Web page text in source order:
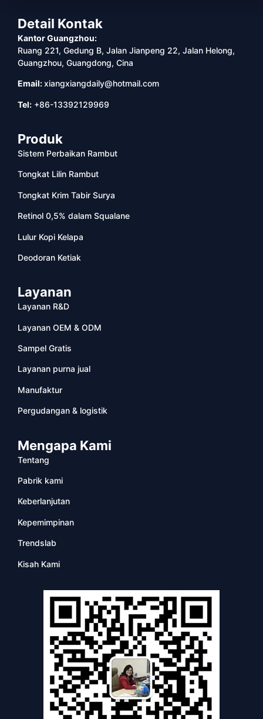
Detail Kontak
Kantor Guangzhou:
Ruang 221, Gedung B, Jalan Jianpeng 22, Jalan Helong,
Guangzhou, Guangdong, Cina
Email:xiangxiangdaily@hotmail.com
Tel: +86-13392129969
Produk
Sistem Perbaikan Rambut
Tongkat Lilin Rambut
Tongkat Krim Tabir Surya
Retinol 0,5% dalam Squalane
Lulur Kopi Kelapa
Deodoran Ketiak
Layanan
Layanan R&D
Layanan OEM & ODM
Sampel Gratis
Layanan purna jual
Manufaktur
Pergudangan & logistik
Mengapa Kami
Tentang
Pabrik kami
Keberlanjutan
Kepemimpinan
Trendslab
Kisah Kami